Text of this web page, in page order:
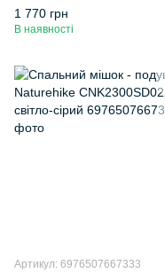
CNK2300SD016, темно-
зелений
1 770 грн
В наявності
Артикул: 6976507667333